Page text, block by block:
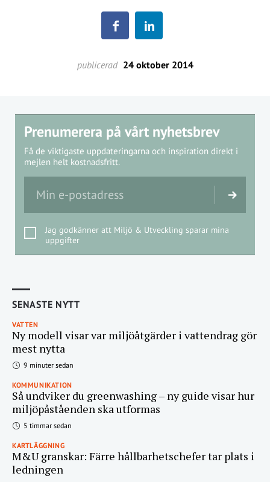
publicerad 24 oktober 2014
Prenumerera på vårt nyhetsbrev
Få de viktigaste uppdateringarna och inspiration direkt i
mejlen helt kostnadsfritt.
Jag godkänner att Miljö & Utveckling sparar mina
uppgifter
SENASTE NYTT
VATTEN
Ny modell visar var miljöåtgärder i vattendrag gör
mest nytta
9 minuter sedan
KOMMUNIKATION
Så undviker du greenwashing – ny guide visar hur
miljöpåståenden ska utformas
5 timmar sedan
KARTLÄGGNING
M&U granskar: Färre hållbarhetschefer tar plats i
ledningen